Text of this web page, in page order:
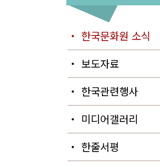
・ 한국문화원 소식
・ 보도자료
・ 한국관련행사
・ 미디어갤러리
・ 한줄서평